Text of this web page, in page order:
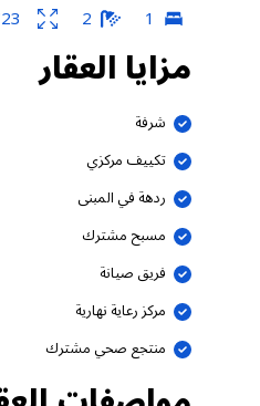
1
2
مزايا العقار
شرفة
تكييف مركزي
ردهة في المبنى
مسبح مشترك
فريق صيانة
مركز رعاية نهارية
منتجع صحي مشترك